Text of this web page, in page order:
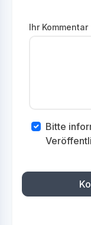
Ihr Kommentar
Bitte